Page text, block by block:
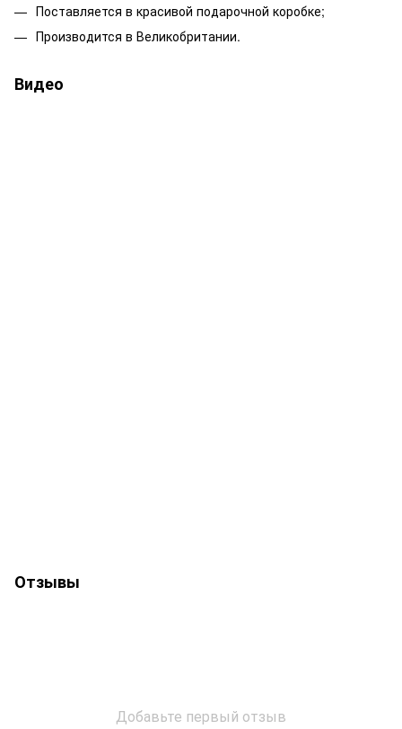
Поставляется в красивой подарочной коробке;
Производится в Великобритании.
Видео
Отзывы
Добавьте первый отзыв